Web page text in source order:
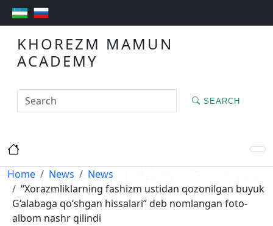
KHOREZM MAMUN
ACADEMY
SEARCH
Home News
News
“Xorazmliklarning fashizm ustidan qozonilgan buyuk
G‘alabaga qo‘shgan hissalari” deb nomlangan foto-
albom nashr qilindi